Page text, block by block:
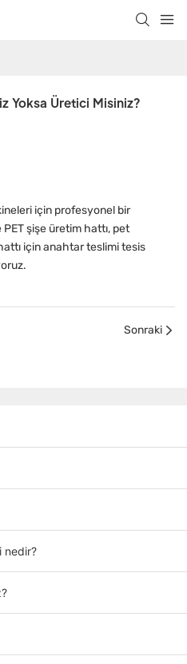
Yoksa Üretici Misiniz?
için profesyonel bir
şişe üretim hattı, pet
için anahtar teslimi tesis
Sonraki
nedir?